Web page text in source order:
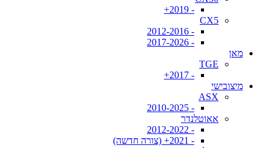
- 2019+
CX5
- 2012-2016
- 2017-2026
מאן
TGE
- 2017+
מיצובישי
ASX
- 2010-2025
אאוטלנדר
- 2012-2022
- 2021+ (צורה חדשה)